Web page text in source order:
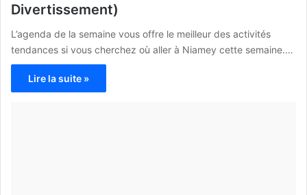
Divertissement)
L’agenda de la semaine vous offre le meilleur des activités
tendances si vous cherchez où aller à Niamey cette semaine.…
Lire la suite »